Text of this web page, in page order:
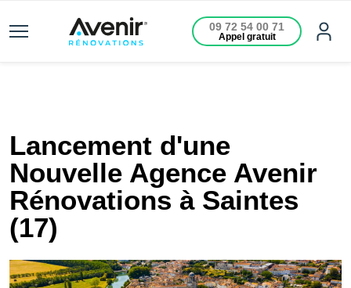
09 72 54 00 71
Appel gratuit
Lancement d'une
Nouvelle Agence Avenir
Rénovations à Saintes
(17)